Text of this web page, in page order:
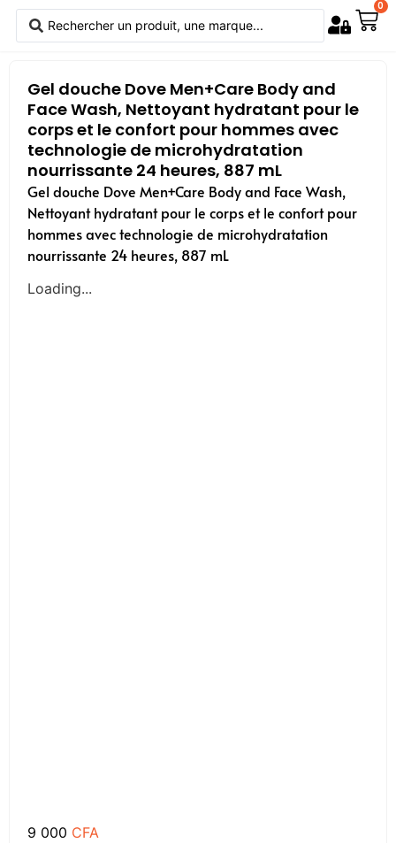
0
Gel douche Dove Men+Care Body and
Face Wash, Nettoyant hydratant pour le
corps et le confort pour hommes avec
technologie de microhydratation
nourrissante 24 heures, 887 mL
Gel douche Dove Men+Care Body and Face Wash,
Nettoyant hydratant pour le corps et le confort pour
hommes avec technologie de microhydratation
nourrissante 24 heures, 887 mL
Loading...
9 000 CFA